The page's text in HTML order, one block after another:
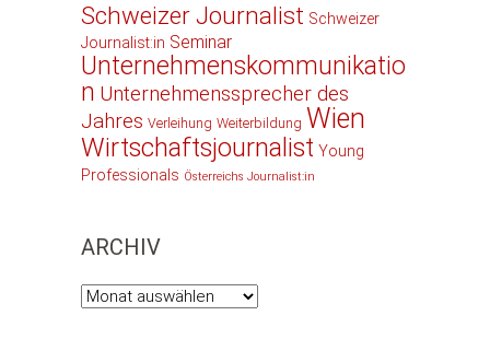
Schweizer Journalist Schweizer
Journalist:in Seminar
Unternehmenskommunikatio
n Unternehmenssprecher des
Jahres Verleihung Weiterbildung Wien
Wirtschaftsjournalist Young
Professionals Österreichs Journalist:in
ARCHIV
Archiv